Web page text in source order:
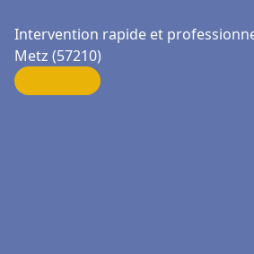
Intervention rapide et
Metz (57210)